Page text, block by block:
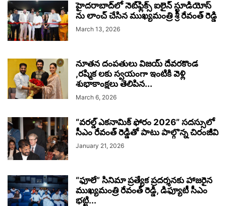
హైదరాబాద్‌లో నెట్‌ఫ్లిక్స్‌ ఐలైన్‌ స్టూడియోస్‌
ను లాంచ్ చేసిన ముఖ్యమంత్రి శ్రీ రేవంత్‌ రెడ్డి
March 13, 2026
నూతన దంపతులు విజయ్ దేవరకొండ
,రష్మిక లకు స్వయంగా ఇంటికి వెళ్లి
శుభాకాంక్షలు తెలిపిన...
March 6, 2026
“వరల్డ్ ఎకనామిక్ ఫోరం 2026” సదస్సులో
సీఎం రేవంత్ రెడ్డితో పాటు పాల్గొన్న చిరంజీవి
January 21, 2026
“ఫూలే” సినిమా ప్రత్యేక ప్రదర్శనకు హాజరైన
ముఖ్యమంత్రి రేవంత్ రెడ్డి, డిఫ్యూటీ సీఎం
భట్టి...